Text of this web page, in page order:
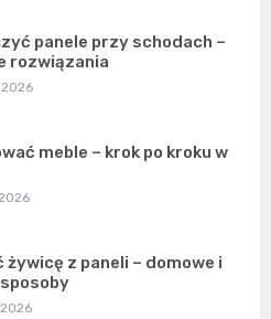
panele przy schodach –
rozwiązania
meble – krok po kroku w
żywicę z paneli – domowe i